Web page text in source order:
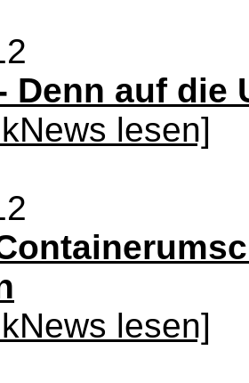
Denn auf die
lesen]
lesen]